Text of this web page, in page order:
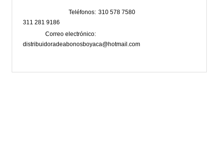
Teléfonos
310 578 7580
311 281 9186
Correo electrónico
distribuidoradeabonosboyaca@hotmail.com